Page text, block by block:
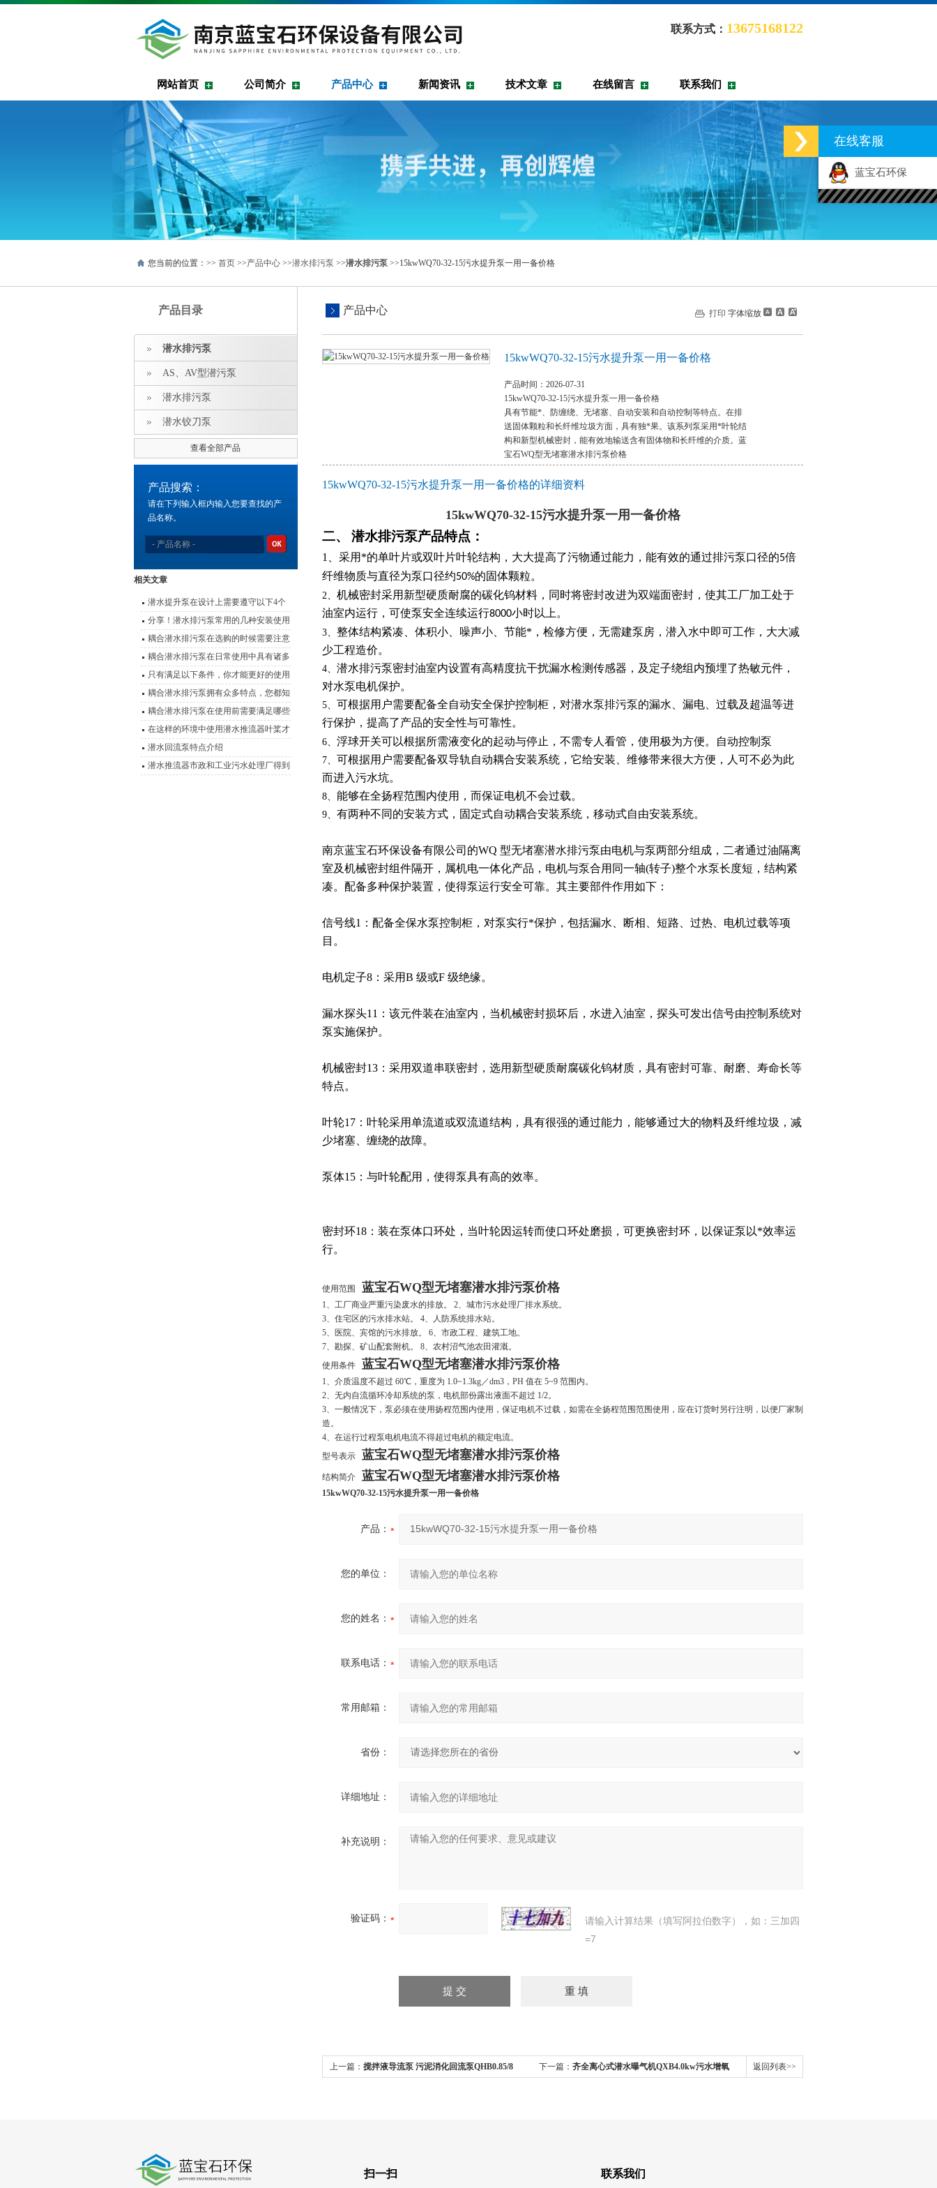
联系方式： 13675168122
网站首页 公司简介 产品中心 新闻资讯 技术文章 在线留言 联系我们
您当前的位置：>> 首页 >>产品中心 >>潜水排污泵 >>潜水排污泵 >>15kwWQ70-32-15污水提升泵一用一备价格
产品目录
潜水排污泵
AS、AV型潜污泵
潜水排污泵
潜水铰刀泵
查看全部产品
产品搜索：
请在下列输入框内输入您要查找的产
品名称。
相关文章
潜水提升泵在设计上需要遵守以下4个
原则
分享！潜水排污泵常用的几种安装使用
方式
耦合潜水排污泵在选购的时候需要注意
哪些事项？
耦合潜水排污泵在日常使用中具有诸多
特点，你知道几点？
只有满足以下条件，你才能更好的使用
耦合潜水排污泵
耦合潜水排污泵拥有众多特点，您都知
道吗？
耦合潜水排污泵在使用前需要满足哪些
条件？
在这样的环境中使用潜水推流器叶桨才
能发挥出性能
潜水回流泵特点介绍
潜水推流器市政和工业污水处理厂得到
产品中心 打印 字体缩放
15kwWQ70-32-15污水提升泵一用一备价格
产品时间：2026-07-31
15kwWQ70-32-15污水提升泵一用一备价格
具有节能*、防缠绕、无堵塞、自动安装和自动控制等特点。在排
送固体颗粒和长纤维垃圾方面，具有独*果。该系列泵采用*叶轮结
构和新型机械密封，能有效地输送含有固体物和长纤维的介质。蓝
宝石WQ型无堵塞潜水排污泵价格
15kwWQ70-32-15污水提升泵一用一备价格的详细资料
15kwWQ70-32-15污水提升泵一用一备价格
二、 潜水排污泵产品特点：
1、 采用*的单叶片或双叶片叶轮结构，大大提高了污物通过能力，能有效的通过排污泵口径的5倍
纤维物质与直径为泵口径约50%的固体颗粒。
2、 机械密封采用新型硬质耐腐的碳化钨材料，同时将密封改进为双端面密封，使其工厂加工处于
油室内运行，可使泵安全连续运行8000小时以上。
3、 整体结构紧凑、体积小、噪声小、节能*，检修方便，无需建泵房，潜入水中即可工作，大大减
少工程造价。
4、 潜水排污泵密封油室内设置有高精度抗干扰漏水检测传感器，及定子绕组内预埋了热敏元件，
对水泵电机保护。
5、 可根据用户需要配备全自动安全保护控制柜，对潜水泵排污泵的漏水、漏电、过载及超温等进
行保护，提高了产品的安全性与可靠性。
6、 浮球开关可以根据所需液变化的起动与停止，不需专人看管，使用极为方便。自动控制泵
7、 可根据用户需要配备双导轨自动耦合安装系统，它给安装、维修带来很大方便，人可不必为此
而进入污水坑。
8、 能够在全扬程范围内使用，而保证电机不会过载。
9、 有两种不同的安装方式，固定式自动耦合安装系统，移动式自由安装系统。
南京蓝宝石环保设备有限公司的WQ 型无堵塞潜水排污泵由电机与泵两部分组成，二者通过油隔离
室及机械密封组件隔开，属机电一体化产品，电机与泵合用同一轴(转子)整个水泵长度短，结构紧
凑。配备多种保护装置，使得泵运行安全可靠。其主要部件作用如下：
信号线1：配备全保水泵控制柜，对泵实行*保护，包括漏水、断相、短路、过热、电机过载等项
目。
电机定子8：采用B 级或F 级绝缘。
漏水探头11：该元件装在油室内，当机械密封损坏后，水进入油室，探头可发出信号由控制系统对
泵实施保护。
机械密封13：采用双道串联密封，选用新型硬质耐腐碳化钨材质，具有密封可靠、耐磨、寿命长等
特点。
叶轮17：叶轮采用单流道或双流道结构，具有很强的通过能力，能够通过大的物料及纤维垃圾，减
少堵塞、缠绕的故障。
泵体15：与叶轮配用，使得泵具有高的效率。
密封环18：装在泵体口环处，当叶轮因运转而使口环处磨损，可更换密封环，以保证泵以*效率运
行。
使用范围 蓝宝石WQ型无堵塞潜水排污泵价格
1、工厂商业严重污染废水的排放。 2、城市污水处理厂排水系统。
3、住宅区的污水排水站。 4、人防系统排水站。
5、医院、宾馆的污水排放。 6、市政工程、建筑工地。
7、勘探、矿山配套附机。 8、农村沼气池农田灌溉。
使用条件 蓝宝石WQ型无堵塞潜水排污泵价格
1、介质温度不超过 60℃，重度为 1.0~1.3kg／dm3，PH 值在 5~9 范围内。
2、无内自流循环冷却系统的泵，电机部份露出液面不超过 1/2。
3、一般情况下，泵必须在使用扬程范围内使用，保证电机不过载，如需在全扬程范围范围使用，应在订货时另行注明，以便厂家制
造。
4、在运行过程泵电机电流不得超过电机的额定电流。
型号表示 蓝宝石WQ型无堵塞潜水排污泵价格
结构简介 蓝宝石WQ型无堵塞潜水排污泵价格
15kwWQ70-32-15污水提升泵一用一备价格
产品：
您的单位：
您的姓名：
联系电话：
常用邮箱：
省份：
详细地址：
补充说明：
验证码：
请输入计算结果（填写阿拉伯数字），如：三加四
=7
上一篇： 搅拌液导流泵 污泥消化回流泵QHB0.85/8 下一篇： 齐全离心式潜水曝气机QXB4.0kw污水增氧 返回列表>>
扫一扫 联系我们
在线客服
蓝宝石环保